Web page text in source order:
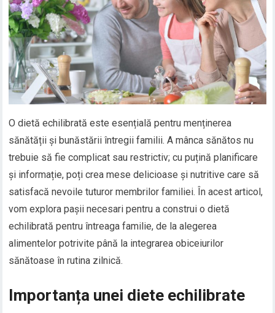
O dietă echilibrată este esențială pentru menținerea
sănătății și bunăstării întregii familii. A mânca sănătos nu
trebuie să fie complicat sau restrictiv; cu puțină planificare
și informație, poți crea mese delicioase și nutritive care să
satisfacă nevoile tuturor membrilor familiei. În acest articol,
vom explora pașii necesari pentru a construi o dietă
echilibrată pentru întreaga familie, de la alegerea
alimentelor potrivite până la integrarea obiceiurilor
sănătoase în rutina zilnică.
Importanța unei diete echilibrate